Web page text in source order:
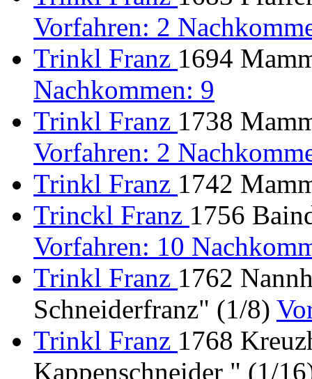
Vorfahren: 2
Trinkl Franz 1694
Nachkommen: 9
Trinkl Franz 1738
Vorfahren: 2
Trinkl Franz 1742
Trinckl Franz 1756
Vorfahren: 10
Trinkl Franz 1762
Schneiderfranz" (1/8)
Trinkl Franz 1768
Kappenschneider " (1/